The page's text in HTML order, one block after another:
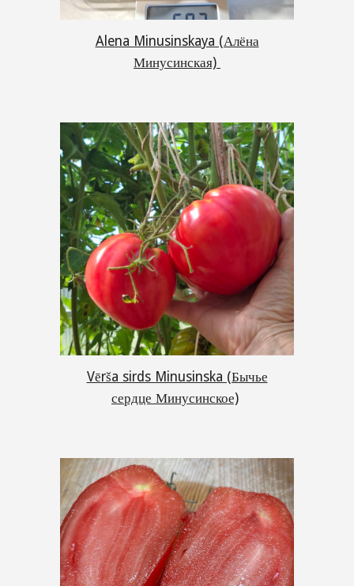
Alena Minusinskaya (Алёна
Минусинская)
Vērša sirds Minusinska (Бычье
сердце Минусинское)